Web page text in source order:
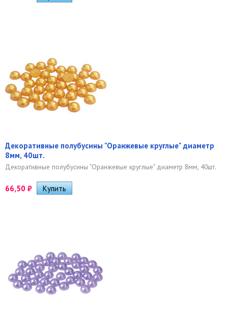
Декоративные полубусины "Оранжевые круглые" диаметр
8мм, 40шт.
Декоративные полубусины "Оранжевые круглые" диаметр 8мм, 40шт.
66,50 ₽